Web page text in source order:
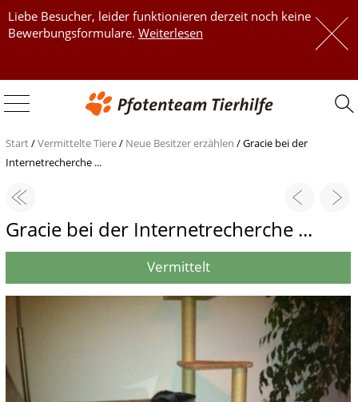
Liebe Besucher, leider funktionieren derzeit noch keine
Bewerbungsformulare. Weiterlesen
Start/Vermittelte Tiere/ Neue Besitzer erzählen /Gracie bei der
Internetrecherche ...
Gracie bei der Internetrecherche ...
Vermittelt